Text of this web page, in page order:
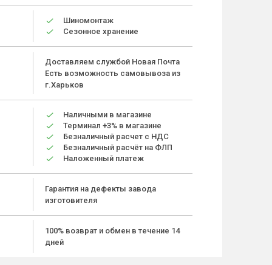
Шиномонтаж
Сезонное хранение
Доставляем службой Новая Почта
Есть возможность самовывоза из
г.Харьков
Наличными в магазине
Терминал +3% в магазине
Безналичный расчет с НДС
Безналичный расчёт на ФЛП
Наложенный платеж
Гарантия на дефекты завода
изготовителя
100% возврат и обмен в течение 14
дней